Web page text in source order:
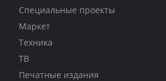
Специальные проекты
Маркет
Техника
ТВ
Печатные издания